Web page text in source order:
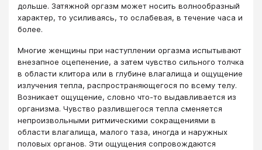
дольше. Затяжной оргазм может носить волнообразный
характер, то усиливаясь, то ослабевая, в течение часа и
более.
Многие женщины при наступлении оргазма испытывают
внезапное оцепенение, а затем чувство сильного толчка
в области клитора или в глубине влагалища и ощущение
излучения тепла, распространяющегося по всему телу.
Возникает ощущение, словно что-то выдавливается из
организма. Чувство разлившегося тепла сменяется
непроизвольными ритмическими сокращениями в
области влагалища, малого таза, иногда и наружных
половых органов. Эти ощущения сопровождаются